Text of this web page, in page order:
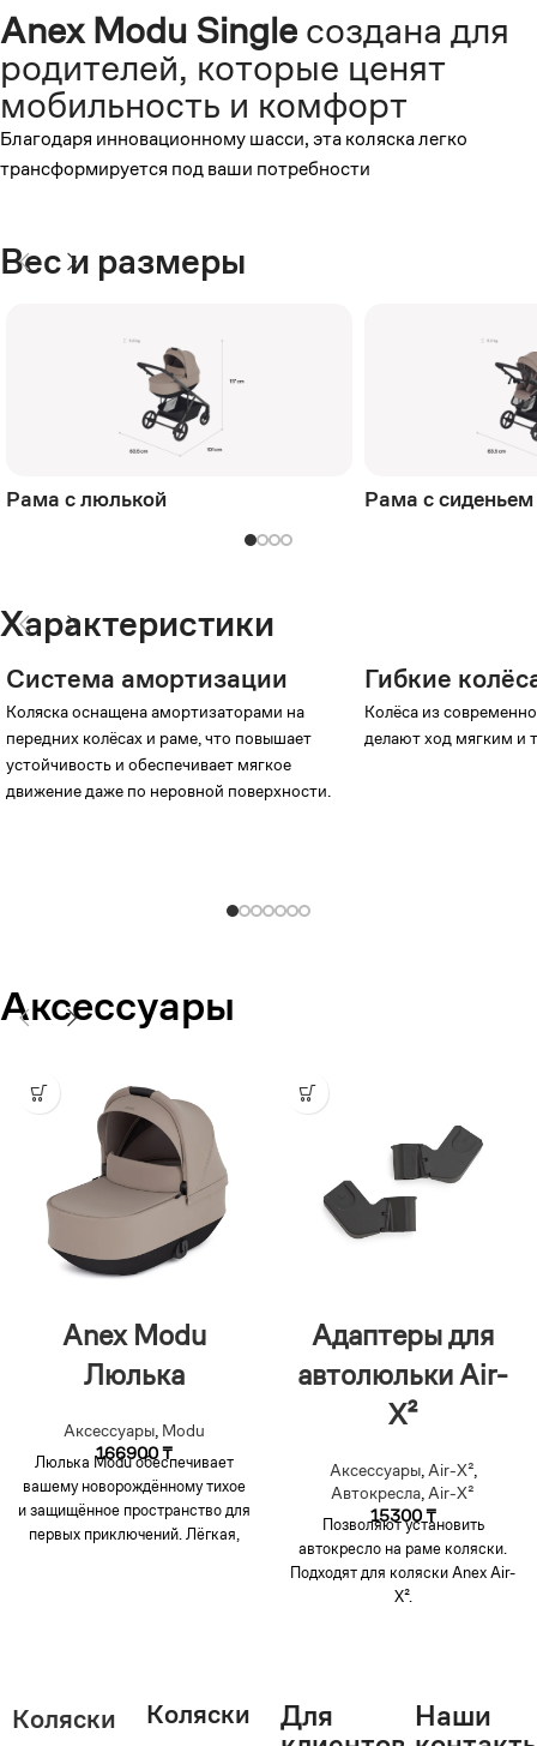
Anex Modu Single создана для
родителей, которые ценят
мобильность и комфорт
Благодаря инновационному шасси, эта коляска легко
трансформируется под ваши потребности
Вес и размеры
Рама с люлькой Рама с сиденьем
Характеристики
Система амортизации
Коляска оснащена амортизаторами на
передних колёсах и раме, что повышает
устойчивость и обеспечивает мягкое
движение даже по неровной поверхности.
Гибкие
Колёса из
делают ход мягким и
Аксессуары
Anex Modu
Люлька
Аксессуары, Modu
166900₸
Люлька Modu обеспечивает
вашему новорождённому тихое
и защищённое пространство для
первых приключений. Лёгкая,
Адаптеры для
автолюльки Air-
X²
Аксессуары,Air-X²,
Автокресла,Air-X²
15300₸
Позволяют установить
автокресло на раме коляски.
Подходят для коляски Anex Air-
X².
Коляски
Коляски
Для
Наши